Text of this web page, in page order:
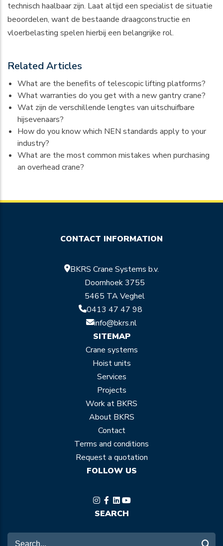
technisch haalbaar zijn. Laat altijd een specialist de situatie
beoordelen, want de bestaande draagconstructie en
vloerbelasting spelen hierbij een belangrijke rol.
Related Articles
What are the benefits of telescopic lifting platforms?
What warranties do you get with a new gantry crane?
Wat zijn de verschillende lengtes van uitschuifbare
hijsevenaars?
How do you know which NEN standards apply to your
industry?
What are the most common mistakes when purchasing
an overhead crane?
CONTACT INFORMATION
BKRS Crane Systems b.v.
Doornhoek 3755
5465 TA Veghel
0413 47 47 98
info@bkrs.nl
SITEMAP
Crane systems
Hoist units
Services
Projects
Work at BKRS
About BKRS
Contact
Terms and conditions
Request a quotation
FOLLOW US
SEARCH